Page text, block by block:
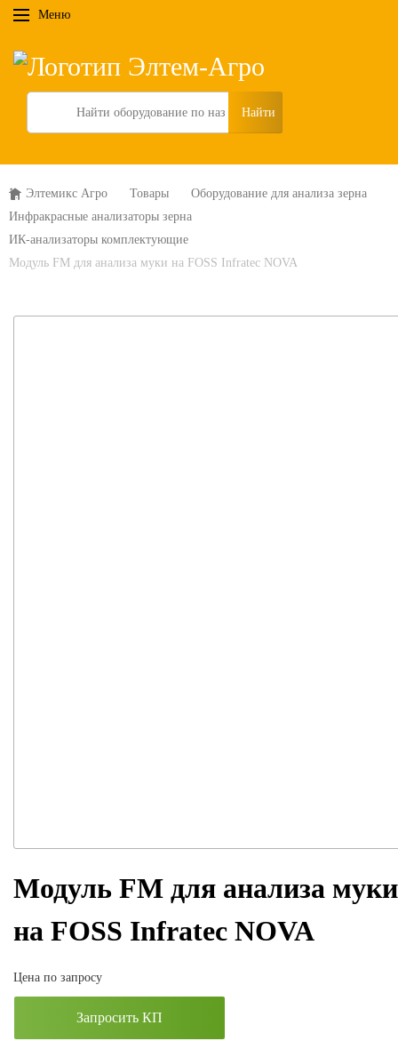
Меню
Search
Элтемикс Агро Товары
Оборудование для анализа зерна
Инфракрасные анализаторы зерна
ИК-анализаторы комплектующие
Модуль FM для анализа муки на FOSS Infratec NOVA
Модуль FM для анализа муки
на FOSS Infratec NOVA
Цена по запросу
Запросить КП